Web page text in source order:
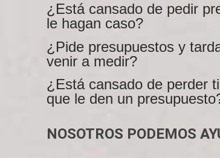
¿Está cansado de pedir
le hagan caso?
¿Pide presupuestos y
venir a medir?
¿Está cansado de perder
que le den un
NOSOTROS PODEMOS